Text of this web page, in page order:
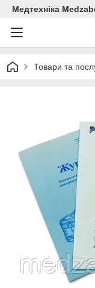
Медтехніка
Товари та